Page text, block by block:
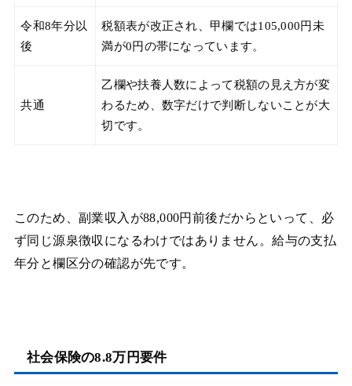
令和8年分以
後
税額表が改正され、甲欄では105,000円未
満が0円の帯になっています。
共通
乙欄や扶養人数によって税額の見え方が変
わるため、数字だけで判断しないことが大
切です。
このため、副業収入が88,000円前後だからといって、必
ず同じ源泉徴収になるわけではありません。給与の支払
年分と欄区分の確認が先です。
社会保険の8.8万円要件